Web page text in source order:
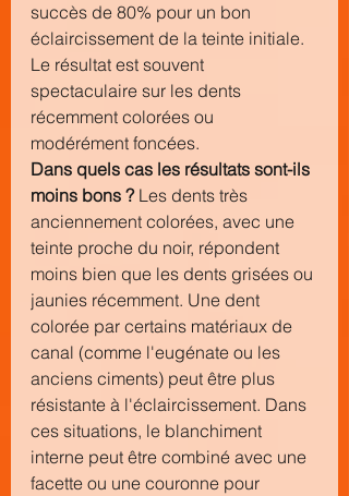
succès de 80% pour un bon
éclaircissement de la teinte initiale.
Le résultat est souvent
spectaculaire sur les dents
récemment colorées ou
modérément foncées.
Dans quels cas les résultats sont-ils
moins bons ? Les dents très
anciennement colorées, avec une
teinte proche du noir, répondent
moins bien que les dents grisées ou
jaunies récemment. Une dent
colorée par certains matériaux de
canal (comme l'eugénate ou les
anciens ciments) peut être plus
résistante à l'éclaircissement. Dans
ces situations, le blanchiment
interne peut être combiné avec une
facette ou une couronne pour